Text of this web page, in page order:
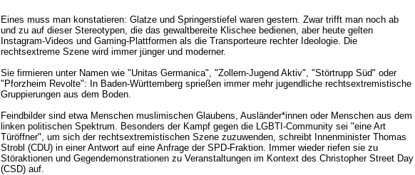
Eines muss man konstatieren: Glatze und Springerstiefel waren gestern. Zwar trifft man noch ab
und zu auf dieser Stereotypen, die das gewaltbereite Klischee bedienen, aber heute gelten
Instagram-Videos und Gaming-Plattformen als die Transporteure rechter Ideologie. Die
rechtsextreme Szene wird immer jünger und moderner.
Sie firmieren unter Namen wie "Unitas Germanica", "Zollern-Jugend Aktiv", "Störtrupp Süd" oder
"Pforzheim Revolte": In Baden-Württemberg sprießen immer mehr jugendliche rechtsextremistische
Gruppierungen aus dem Boden.
Feindbilder sind etwa Menschen muslimischen Glaubens, Ausländer*innen oder Menschen aus dem
linken politischen Spektrum. Besonders der Kampf gegen die LGBTI-Community sei "eine Art
Türöffner", um sich der rechtsextremistischen Szene zuzuwenden, schreibt Innenminister Thomas
Strobl (CDU) in einer Antwort auf eine Anfrage der SPD-Fraktion. Immer wieder riefen sie zu
Störaktionen und Gegendemonstrationen zu Veranstaltungen im Kontext des Christopher Street Day
(CSD) auf.